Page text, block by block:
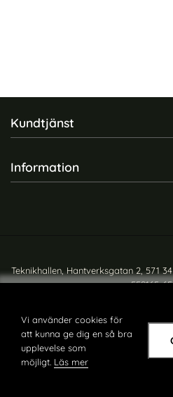
Vi använder cookies för
att kunna ge dig en så bra
upplevelse som
möjligt. Läs mer
Sidfot Blandad info
Kundtjänst
Information
Teknikhallen, Hantverksgatan 2, 571
559165-